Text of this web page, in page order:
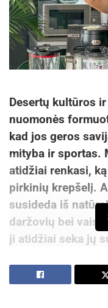
Desertų kultūros ir
nuomonės
kad jos geros
mityba ir sportas.
atidžiai renkasi,
pirkinių krepšelį.
susideda iš
daržovių bei
ji atidžiai seka jų
Ant tuščio